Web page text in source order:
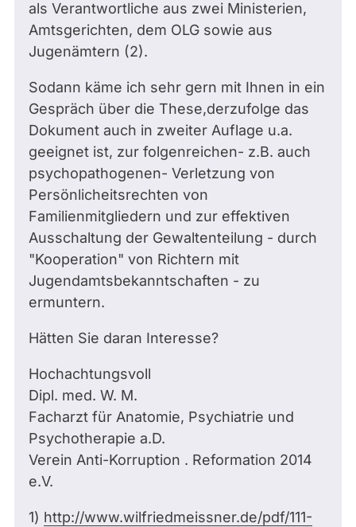
als Verantwortliche aus zwei Ministerien,
Amtsgerichten, dem OLG sowie aus
Jugenämtern (2).
Sodann käme ich sehr gern mit Ihnen in ein
Gespräch über die These,derzufolge das
Dokument auch in zweiter Auflage u.a.
geeignet ist, zur folgenreichen- z.B. auch
psychopathogenen- Verletzung von
Persönlicheitsrechten von
Familienmitgliedern und zur effektiven
Ausschaltung der Gewaltenteilung - durch
"Kooperation" von Richtern mit
Jugendamtsbekanntschaften - zu
ermuntern.
Hätten Sie daran Interesse?
Hochachtungsvoll
Dipl. med. W. M.
Facharzt für Anatomie, Psychiatrie und
Psychotherapie a.D.
Verein Anti-Korruption . Reformation 2014
e.V.
1) http://www.wilfriedmeissner.de/pdf/111-